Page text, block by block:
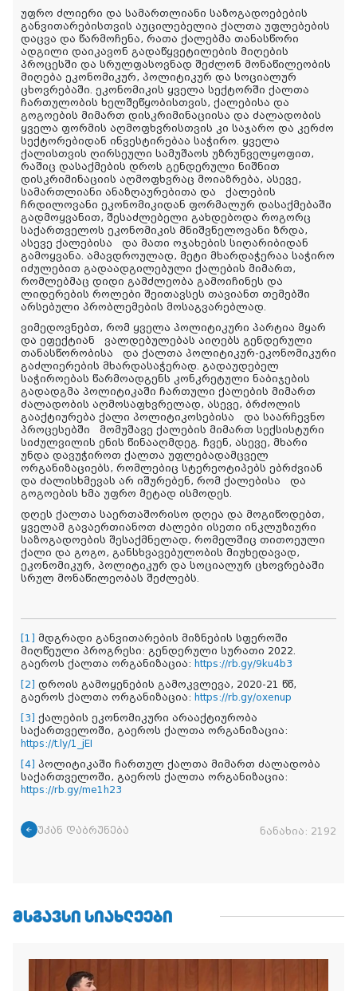
უფრო ძლიერი და სამართლიანი საზოგადოებების
განვითარებისთვის აუცილებელია ქალთა უფლებების
დაცვა და წარმოჩენა, რათა ქალებმა თანასწორი
ადგილი დაიკავონ გადაწყვეტილების მიღების
პროცესში და სრულფასოვნად შეძლონ მონაწილეობის
მიღება ეკონომიკურ, პოლიტიკურ და სოციალურ
ცხოვრებაში. ეკონომიკის ყველა სექტორში ქალთა
ჩართულობის ხელშეწყობისთვის, ქალებისა და
გოგოების მიმართ დისკრიმინაციისა და ძალადობის
ყველა ფორმის აღმოფხვრისთვის კი საჯარო და კერძო
სექტორებიდან ინვესტირებაა საჭირო. ყველა
ქალისთვის ღირსეული სამუშაოს უზრუნველყოფით,
რაშიც დასაქმების დროს გენდერული ნიშნით
დისკრიმინაციის აღმოფხვრაც მოიაზრება, ასევე,
სამართლიანი ანაზღაურებითა და
ქალების
ჩრდილოვანი ეკონომიკიდან ფორმალურ დასაქმებაში
გადმოყვანით, შესაძლებელი გახდებოდა როგორც
საქართველოს ეკონომიკის მნიშვნელოვანი ზრდა,
ასევე ქალებისა და მათი ოჯახების სიღარიბიდან
გამოყვანა. ამავდროულად, მეტი მხარდაჭერაა საჭირო
იძულებით გადაადგილებული ქალების მიმართ,
რომლებმაც დიდი გამძლეობა გამოიჩინეს და
ლიდერების როლები შეითავსეს თავიანთ თემებში
არსებული პრობლემების მოსაგვარებლად.
ვიმედოვნებთ, რომ ყველა პოლიტიკური პარტია მყარ
და ეფექტიან ვალდებულებას აიღებს გენდერული
თანასწორობისა
და ქალთა პოლიტიკურ-ეკონომიკური
გაძლიერების მხარდასაჭერად. გადაუდებელ
საჭიროებას წარმოადგენს კონკრეტული ნაბიჯების
გადადგმა პოლიტიკაში ჩართული ქალების მიმართ
ძალადობის აღმოსაფხვრელად, ასევე, ბრძოლის
გააქტიურება ქალი პოლიტიკოსებისა და საარჩევნო
პროცესებში
მომუშავე ქალების მიმართ სექსისტური
სიძულვილის ენის წინააღმდეგ. ჩვენ, ასევე, მხარი
უნდა დავუჭიროთ ქალთა უფლებადამცველ
ორგანიზაციებს, რომლებიც სტერეოტიპებს ებრძვიან
და ძალისხმევას არ იშურებენ, რომ ქალებისა
და
გოგოების ხმა უფრო მეტად ისმოდეს.
დღეს ქალთა საერთაშორისო დღეა და მოგიწოდებთ,
ყველამ გავაერთიანოთ ძალები ისეთი ინკლუზიური
საზოგადოების შესაქმნელად, რომელშიც თითოეული
ქალი და გოგო, განსხვავებულობის მიუხედავად,
ეკონომიკურ, პოლიტიკურ და სოციალურ ცხოვრებაში
სრულ მონაწილეობას შეძლებს.
[1]
მდგრადი განვითარების მიზნების სფეროში
მიღწეული პროგრესი: გენდერული სურათი 2022.
გაეროს ქალთა ორგანიზაცია: https://rb.gy/9ku4b3
[2]
დროის გამოყენების გამოკვლევა, 2020-21 წწ,
გაეროს ქალთა ორგანიზაცია: https://rb.gy/oxenup
[3]
ქალების ეკონომიკური არააქტიურობა
საქართველოში, გაეროს ქალთა ორგანიზაცია:
https://t.ly/1_jEI
[4]
პოლიტიკაში ჩართულ ქალთა მიმართ ძალადობა
საქართველოში, გაეროს ქალთა ორგანიზაცია:
https://rb.gy/me1h23
უკან დაბრუნება ნანახია: 2192
ᲛᲡᲒᲐᲕᲡᲘ ᲡᲘᲐᲮᲚᲔᲔᲑᲘ